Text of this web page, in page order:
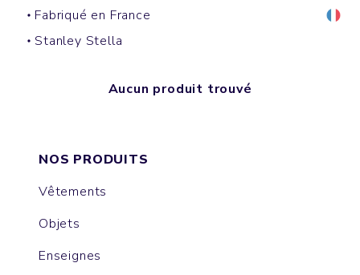
Fabriqué en France
Stanley Stella
Aucun produit trouvé
NOS PRODUITS
Vêtements
Objets
Enseignes